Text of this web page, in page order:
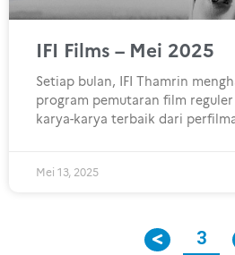
IFI Films – Mei 2025
Setiap bulan, IFI Thamrin
program pemutaran film
karya-karya terbaik dari
Mei 13, 2025
3